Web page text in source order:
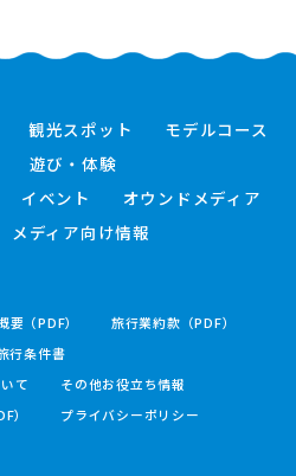
観光スポット
モデルコース
遊び・体験
イベント
オウンドメディア
メディア向け情報
要（PDF）
旅行業約款（PDF）
行条件書
て
その他お役立ち情報
）
プライバシーポリシー